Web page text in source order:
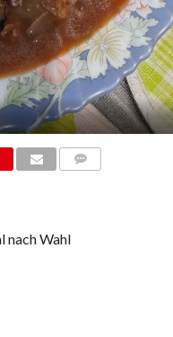
nach Wahl